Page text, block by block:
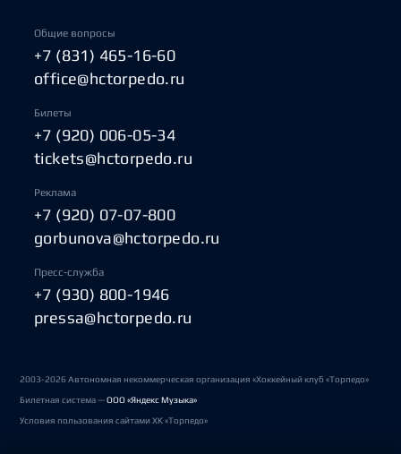
Общие вопросы
+7 (831) 465-16-60
office@hctorpedo.ru
Билеты
+7 (920) 006-05-34
tickets@hctorpedo.ru
Реклама
+7 (920) 07-07-800
gorbunova@hctorpedo.ru
Пресс-служба
+7 (930) 800-1946
pressa@hctorpedo.ru
2003-2026 Автономная некоммерческая организация «Хоккейный клуб «Торпедо»
Билетная система —ООО «Яндекс Музыка»
Условия пользования сайтами ХК «Торпедо»